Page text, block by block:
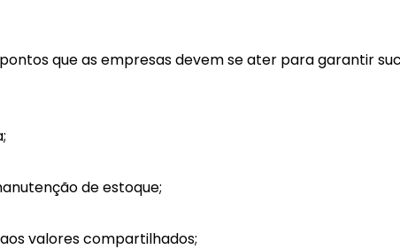
que as empresas devem se ater para garantir
de estoque;
valores compartilhados;